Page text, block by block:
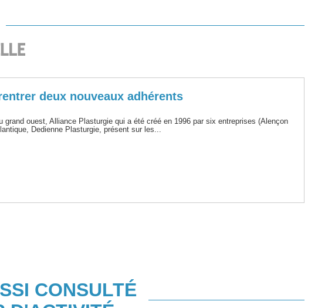
deux nouveaux adhérents
grand ouest, Alliance Plasturgie qui a été créé en 1996 par six entreprises (Alençon
Dedienne Plasturgie, présent sur les...
CONSULTÉ